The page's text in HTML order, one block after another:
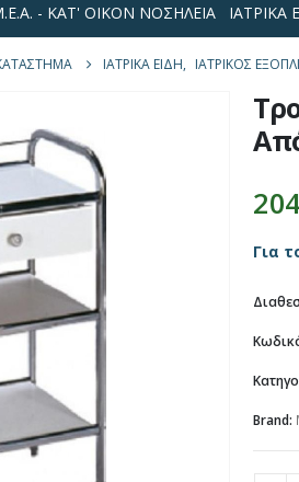
- ΚΑΤ' ΟΙΚΟΝ ΝΟΣΗΛΕΙΑ ΙΑΤΡΙΚΑ
ΙΑΤΡΙΚΑ ΕΙΔΗ, ΙΑΤΡΙΚΟΣ
Για
Brand: